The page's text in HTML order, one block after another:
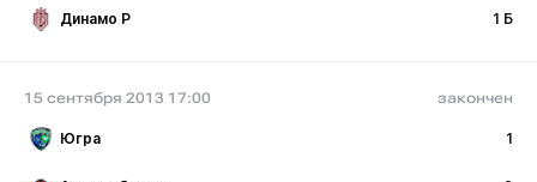
Динамо Р 1 Б
15 сентября 2013 17:00 закончен
Югра 1